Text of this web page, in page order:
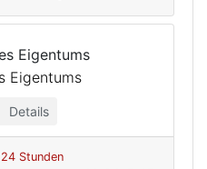
Eigentums
Details
Stunden